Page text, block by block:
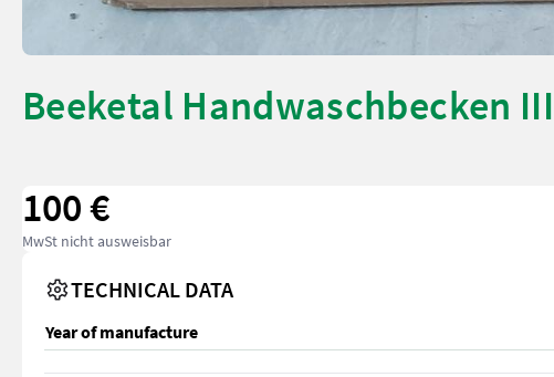
Beeketal Handwaschbecken
100 €
MwSt nicht ausweisbar
TECHNICAL DATA
Year of manufacture